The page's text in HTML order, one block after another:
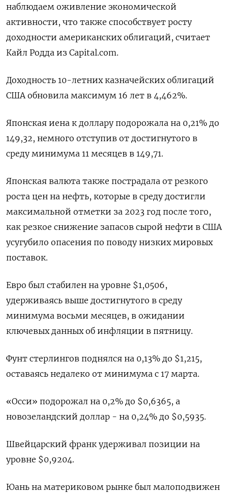
наблюдаем оживление экономической
активности, что также способствует росту
доходности американских облигаций, считает
Кайл Родда из Capital.com.
Доходность 10-летних казначейских облигаций
США обновила максимум 16 лет в 4,462%.
Японская иена к доллару подорожала на 0,21%​ до
149,32, немного отступив от достигнутого в
среду минимума 11 месяцев в 149,71.
Японская валюта также пострадала от резкого
роста цен на нефть, которые в среду достигли
максимальной отметки за 2023 год после того,
как резкое снижение запасов сырой нефти в США
усугубило опасения по поводу низких мировых
поставок.
Евро был стабилен на уровне $1,0506,
удерживаясь выше достигнутого в среду
минимума восьми месяцев, в ожидании
ключевых данных об инфляции в пятницу.
Фунт стерлингов поднялся на 0,13% до $1,215,
оставаясь недалеко от минимума с 17 марта.​
«Осси» подорожал на 0,2% до $0,6365, а
новозеландский доллар - на 0,24% до $0,5935.
Швейцарский франк удерживал позиции на
уровне $0,9204.
Юань на материковом рынке был малоподвижен